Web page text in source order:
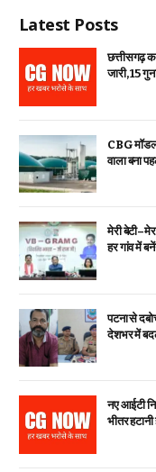
Latest Posts
छत्तीसगढ़
जारी, 15
CBG
वाला बना
मेरी
हर गांव में
पटना से
देशभर में
नए आईटी
भीतर